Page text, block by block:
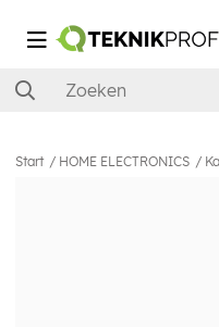
Start HOME ELECTRONICS